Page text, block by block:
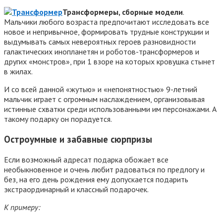
Трансформеры, сборные модели.
Мальчики любого возраста предпочитают исследовать все
новое и непривычное, формировать трудные конструкции и
выдумывать самых невероятных героев разновидности
галактических инопланетян и роботов-трансформеров и
других «монстров», при 1 взоре на которых кровушка стынет
в жилах.
И со всей данной «жутью» и «непонятностью» 9-летний
мальчик играет с огромным наслаждением, организовывая
истинные схватки среди использованными им персонажами. А
такому подарку он порадуется.
Остроумные и забавные сюрпризы
Если возможный адресат подарка обожает все
необыкновенное и очень любит радоваться по предлогу и
без, на его день рождения ему допускается подарить
экстраординарный и классный подарочек.
К примеру: